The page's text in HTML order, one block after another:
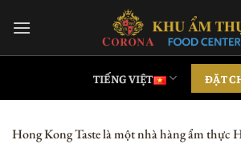
đến
TIẾNG VIỆT ĐẶT
Hong Kong Taste là một nhà hàng ẩm thực